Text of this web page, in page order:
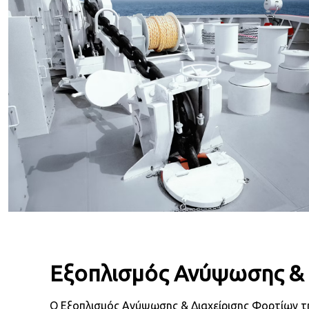
Εξοπλισμός Ανύψωσης &
Ο Εξοπλισμός Ανύψωσης & Διαχείρισης Φορτίων